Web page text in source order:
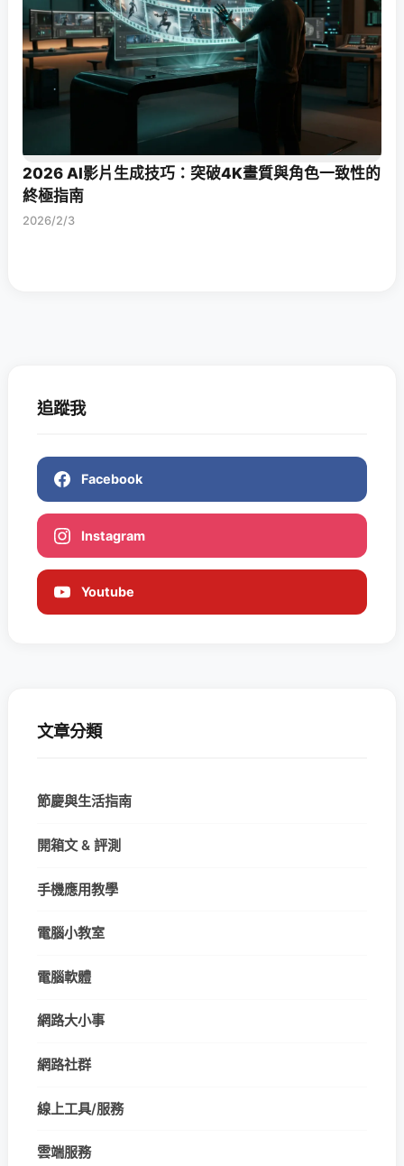
2026 AI影片生成技巧：突破4K畫質與角色一致性的
終極指南
2026/2/3
追蹤我
Facebook
Instagram
Youtube
文章分類
節慶與生活指南
開箱文 & 評測
手機應用教學
電腦小教室
電腦軟體
網路大小事
網路社群
線上工具/服務
雲端服務